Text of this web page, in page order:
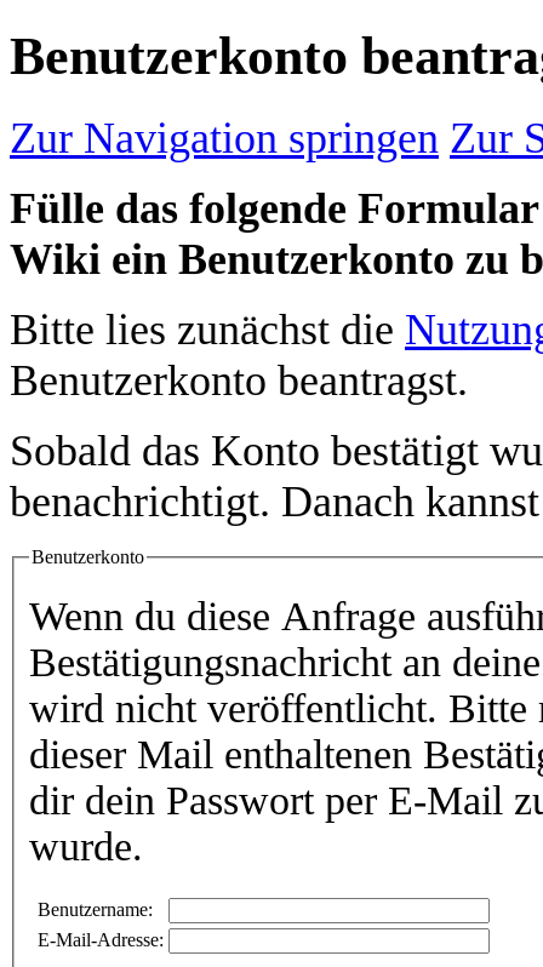
Benutzerkonto
Zur Navigation springen Zur
Fülle das folgende
Wiki ein Benutzerkonto zu
Bitte lies zunächst die
Benutzerkonto beantragst.
Sobald das Konto bestätigt
benachrichtigt. Danach
Benutzerkonto
Wenn du diese Anfrage
Bestätigungsnachricht an
wird nicht veröffentlicht. Bitte
dieser Mail enthaltenen
dir dein Passwort per E-Mail
wurde.
Benutzername:
E-Mail-Adresse: